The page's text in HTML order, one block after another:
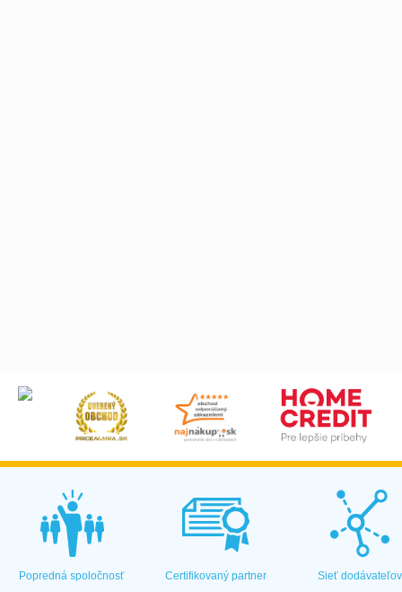
Popredná spoločnosť Certifikovaný partner Sieť dodávateľov